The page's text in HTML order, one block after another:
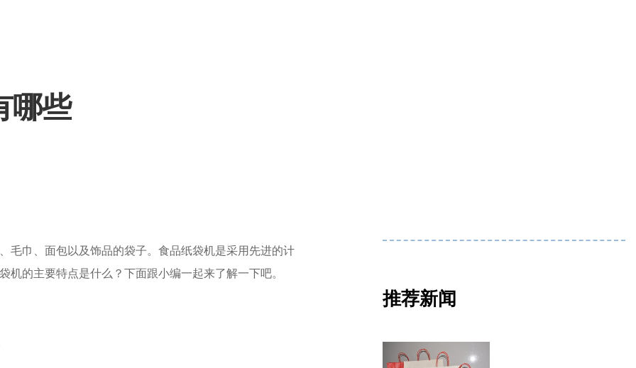
哪些
毛巾、面包以及饰品的袋子。食品纸袋机是采用先进的计
的主要特点是什么？下面跟小编一起来了解一下吧。
推荐新闻